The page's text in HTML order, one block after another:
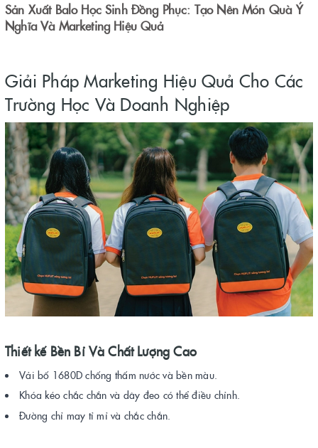
Sản Xuất Balo Học Sinh Đồng Phục: Tạo Nên Món Quà Ý
Nghĩa Và Marketing Hiệu Quả
Giải Pháp Marketing Hiệu Quả Cho Các
Trường Học Và Doanh Nghiệp
Thiết kế Bền Bỉ Và Chất Lượng Cao
Vải bố 1680D chống thấm nước và bền màu.
Khóa kéo chắc chắn và dây đeo có thể điều chỉnh.
Đường chỉ may tỉ mỉ và chắc chắn.